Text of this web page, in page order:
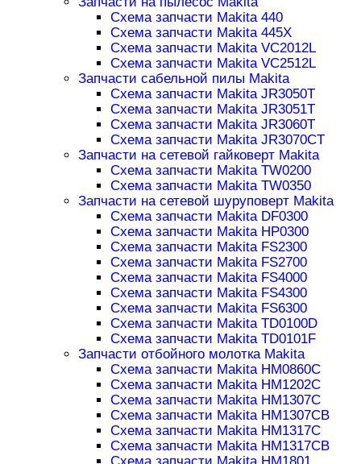
Схема запчасти Makita 440
Схема запчасти Makita 445X
Схема запчасти Makita VC2012L
Схема запчасти Makita VC2512L
Запчасти сабельной пилы Makita
Схема запчасти Makita JR3050T
Схема запчасти Makita JR3051T
Схема запчасти Makita JR3060T
Схема запчасти Makita JR3070CT
Запчасти на сетевой гайковерт Makita
Схема запчасти Makita TW0200
Схема запчасти Makita TW0350
Запчасти на сетевой шуруповерт Makita
Схема запчасти Makita DF0300
Схема запчасти Makita HP0300
Схема запчасти Makita FS2300
Схема запчасти Makita FS2700
Схема запчасти Makita FS4000
Схема запчасти Makita FS4300
Схема запчасти Makita FS6300
Схема запчасти Makita TD0100D
Схема запчасти Makita TD0101F
Запчасти отбойного молотка Makita
Схема запчасти Makita HM0860C
Схема запчасти Makita HM1202C
Схема запчасти Makita HM1307C
Схема запчасти Makita HM1307CB
Схема запчасти Makita HM1317C
Схема запчасти Makita HM1317CB